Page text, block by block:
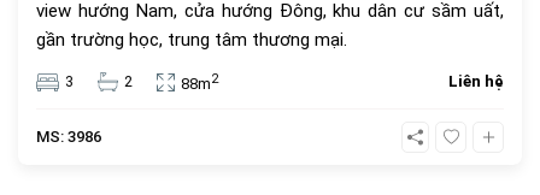
view hướng Nam, cửa hướng Đông, khu dân cư sầm uất,
gần trường học, trung tâm thương mại.
3 2 88m2 Liên hệ
MS: 3986